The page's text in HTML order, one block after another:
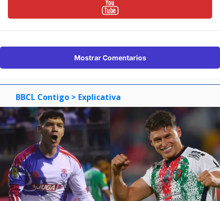
Mostrar Comentarios
BBCL Contigo > Explicativa